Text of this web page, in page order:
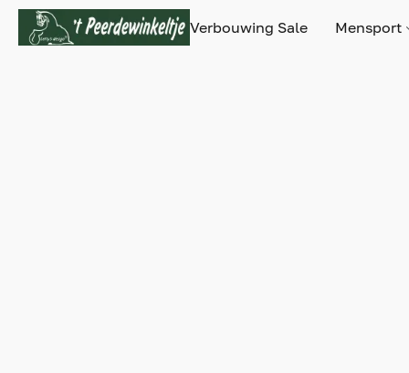
Verbouwing Sale Mensport